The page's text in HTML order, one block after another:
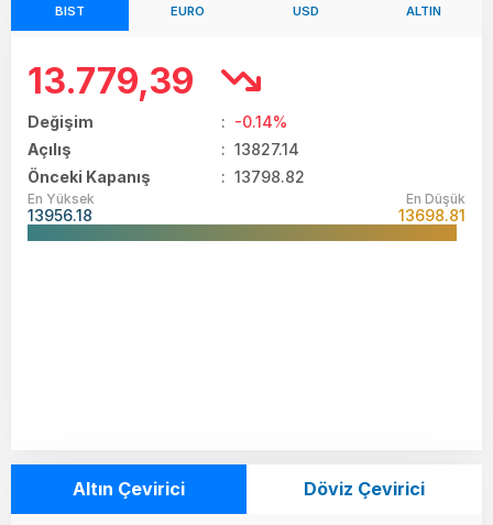
BIST EURO USD ALTIN
13.779,39
Değişim : -0.14%
Açılış
: 13827.14
Önceki Kapanış
: 13798.82
En Yüksek
13956.18
En Düşük
13698.81
Altın Çevirici Döviz Çevirici